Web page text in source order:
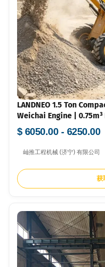
LANDNEO 1.5 Ton
Weichai Engine |
$ 6050.00 - 6250.00
屾推工程机械 (济宁) 有限公司
获